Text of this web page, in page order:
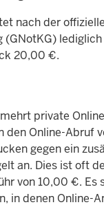
nach der
(GNotKG)
20,00 €.
private
den Online-Abruf
gegen ein
an. Dies ist oft
von 10,00 €. Es
in denen Online-